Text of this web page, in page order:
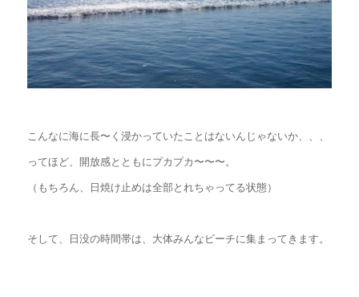
こんなに海に長〜く浸かっていたことはないんじゃないか、、、
ってほど、開放感とともにプカプカ〜〜〜。
（もちろん、日焼け止めは全部とれちゃってる状態）
そして、日没の時間帯は、大体みんなビーチに集まってきます。